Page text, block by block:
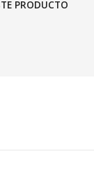
PRODUCTO